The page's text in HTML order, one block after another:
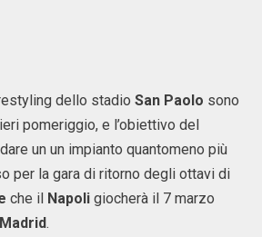
dello stadio San Paolo sono
pomeriggio, e l’obiettivo del
un un impianto quantomeno più
per la gara di ritorno degli ottavi di
che il Napoli giocherà il 7 marzo
.